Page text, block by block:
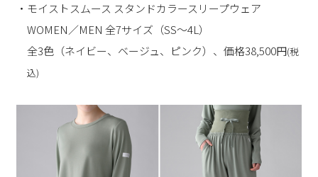
・モイストスムース スタンドカラースリープウェア
WOMEN／MEN 全7サイズ（SS～4L）
全3色（ネイビー、ベージュ、ピンク）、価格38,500円(税
込)